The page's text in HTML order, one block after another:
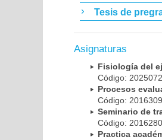
Tesis de
Asignaturas
Fisiología del
Código:
Procesos
Código:
Seminario de
Código:
Practica